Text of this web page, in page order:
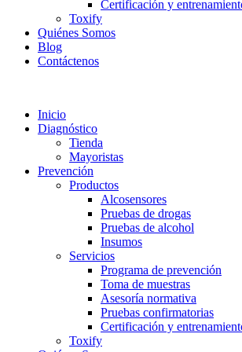
Certificación y
Toxify
Quiénes Somos
Blog
Contáctenos
Inicio
Diagnóstico
Tienda
Mayoristas
Prevención
Productos
Alcosensores
Pruebas de drogas
Pruebas de alcohol
Insumos
Servicios
Programa de prevención
Toma de muestras
Asesoría normativa
Pruebas confirmatorias
Certificación y
Toxify